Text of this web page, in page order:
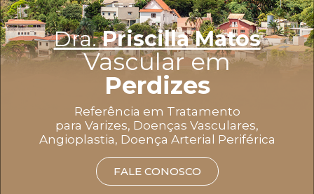
Dra.Priscilla Matos
Vascular em
Perdizes
Referência em Tratamento
para Varizes, Doenças Vasculares,
Angioplastia, Doença Arterial Periférica
FALE CONOSCO